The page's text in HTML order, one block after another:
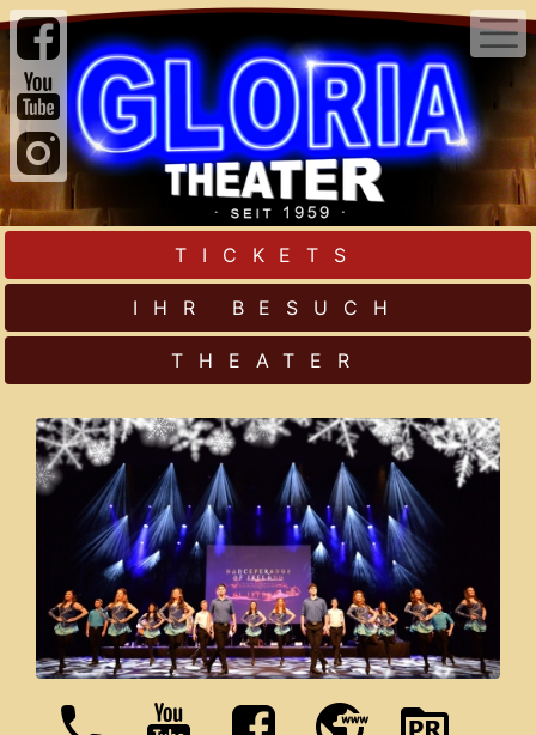
TICKETS
IHR BESUCH
THEATER